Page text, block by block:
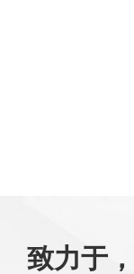
致力于，